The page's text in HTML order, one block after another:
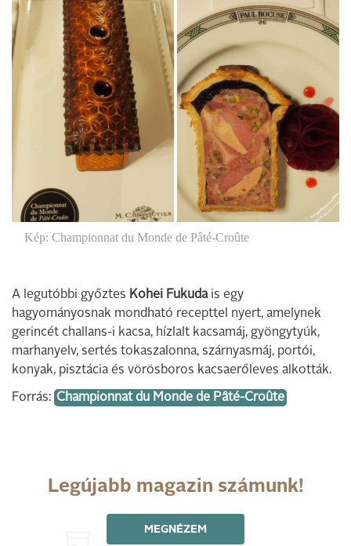
Kép: Championnat du Monde de Pâté-Croûte
A legutóbbi győztes Kohei Fukudais egy
hagyományosnak mondható recepttel nyert, amelynek
gerincét challans-i kacsa, hízlalt kacsamáj, gyöngytyúk,
marhanyelv, sertés tokaszalonna, szárnyasmáj, portói,
konyak, pisztácia és vörösboros kacsaerőleves alkották.
Forrás: Championnat du Monde de Pâté-Croûte
Legújabb magazin számunk!
MEGNÉZEM